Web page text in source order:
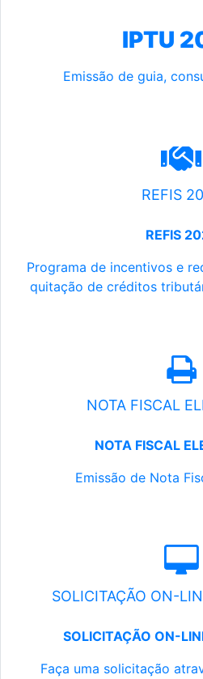
IPTU
Emissão de guia,
REFIS
REFIS
Programa de incentivos e
quitação de créditos
NOTA FISCAL
NOTA FISCAL
Emissão de Nota
SOLICITAÇÃO ON-
SOLICITAÇÃO ON-
Faça uma solicitação